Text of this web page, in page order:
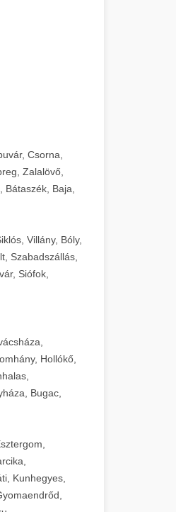
Csorna,
Zalalövő,
Baja,
Villány, Bóly,
Szabadszállás,
Siófok,
Hollókő,
Bugac,
Kunhegyes,